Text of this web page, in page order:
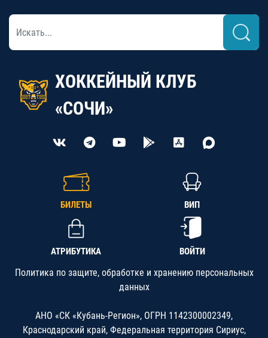
ХОККЕЙНЫЙ КЛУБ
«СОЧИ»
БИЛЕТЫ ВИП
АТРИБУТИКА ВОЙТИ
Политика по защите, обработке и хранению персональных
данных
АНО «СК «Кубань-Регион», ОГРН 1142300002349,
Краснодарский край, Федеральная территория Сириус,